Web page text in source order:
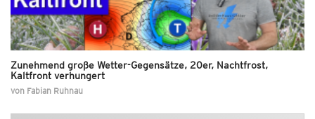
Zunehmend große Wetter-Gegensätze, 20er, Nachtfrost,
Kaltfront verhungert
von Fabian Ruhnau